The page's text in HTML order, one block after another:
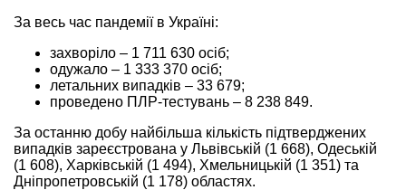
За весь час пандемії в Україні:
захворіло – 1 711 630 осіб;
одужало – 1 333 370 осіб;
летальних випадків – 33 679;
проведено ПЛР-тестувань – 8 238 849.
За останню добу найбільша кількість підтверджених
випадків зареєстрована у Львівській (1 668), Одеській
(1 608), Харківській (1 494), Хмельницькій (1 351) та
Дніпропетровській (1 178) областях.